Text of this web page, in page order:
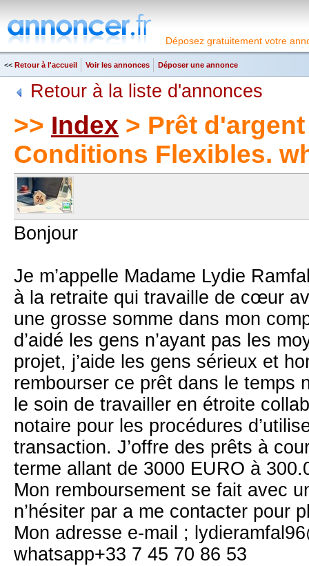
Déposez gratuitement votre
<< Retour à l'accueil Voir les annonces Déposer une annonce
Retour à la liste d'annonces
>> Index > Prêt
Conditions Flexibles.
Bonjour
Je m’appelle Madame Lydie
à la retraite qui travaille de cœur
une grosse somme dans mon
d’aidé les gens n’ayant pas les
projet, j’aide les gens sérieux et
rembourser ce prêt dans le temps
le soin de travailler en étroite
notaire pour les procédures
transaction. J’offre des prêts à
terme allant de 3000 EURO à
Mon remboursement se fait avec
n’hésiter par a me contacter pour
Mon adresse e-mail ;
whatsapp+33 7 45 70 86 53